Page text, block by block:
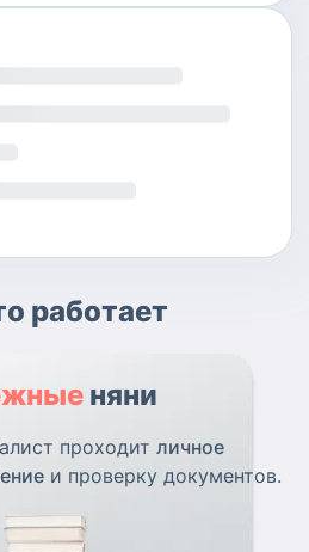
работает
няни
проходит личное
и проверку документов.